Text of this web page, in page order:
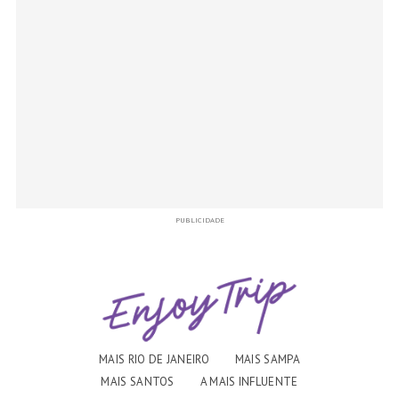
PUBLICIDADE
MAIS RIO DE JANEIRO
MAIS SAMPA
MAIS SANTOS
A MAIS INFLUENTE